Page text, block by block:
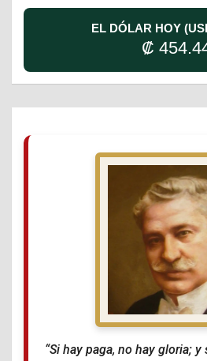
EL DÓLAR HOY
₡
“Si hay paga, no hay gloria;